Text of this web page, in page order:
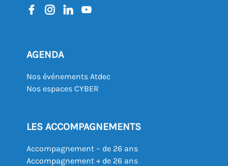
AGENDA
Nos événements Atdec
Nos espaces CYBER
LES ACCOMPAGNEMENTS
Accompagnement – de 26 ans
Accompagnement + de 26 ans